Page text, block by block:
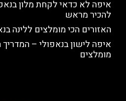
איפה לא כדאי לקחת מלון
להכיר מראש
האזורים הכי מומלצים ללינה
איפה לישון בנאפולי –
מומלצים